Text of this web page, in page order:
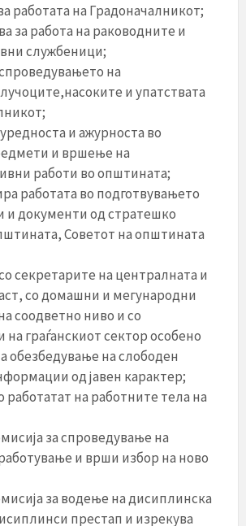
работата на Градоначалникот;
за работа на раководните и
службеници;
на
и упатствата
и ажурноста во
и вршење на
работи во општината;
работата во подготвувањето
и документи од стратешко
Советот на општината
секретарите на централната и
со домашни и мегународни
соодветно ниво и со
граѓанскиот сектор особено
обезбедување на слободен
од јавен карактер;
работатат на работните тела на
за спроведување на
и врши избор на ново
за водење на дисиплинска
престап и изрекува